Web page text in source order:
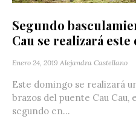
Segundo
Cau se realizará
Enero 24, 2019 Alejandra Castellano
Este domingo se realizará
brazos del puente Cau Cau,
segundo en...